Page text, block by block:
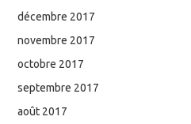
décembre 2017
novembre 2017
octobre 2017
septembre 2017
août 2017